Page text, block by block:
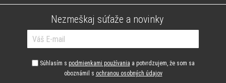
Nezmeškaj súťaže a novinky
Súhlasím s podmienkami používania a potvrdzujem, že som sa
oboznámil s ochranou osobných údajov